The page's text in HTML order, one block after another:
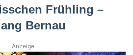
Frühling –
Bernau
Anzeige